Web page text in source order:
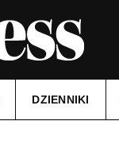
DZIENNIKI